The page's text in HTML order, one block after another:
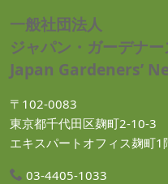
一般社団法人
ジャパン・ガーデナ
Japan Gardeners’
〒102-0083
東京都千代田区麹町2-10-3
エキスパートオフィス麹町1
03-4405-1033